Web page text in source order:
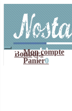
navigation
contenu
Mon compte
Panier0
Bonbons